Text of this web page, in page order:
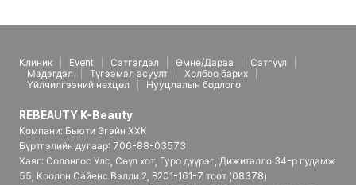
Клиник Event Сэтгэгдэл Өмнө/Дараа
Сэтгүүл
Мэдэгдэл
Түгээмэл асуулт
Холбоо барих
Үйлчилгээний нөхцөл
Нууцлалын бодлого
REBEAUTY K-Beauty
Компани: Бьюти Эгэйн ХХК
Бүртгэлийн дугаар: 706-88-03573
Хаяг: Солонгос Улс, Сөүл хот, Гуро дүүрэг, Дижиталло 34-р гудамж
55, Коолон Сайенс Вэлли 2, B201-161-7 тоот (08378)